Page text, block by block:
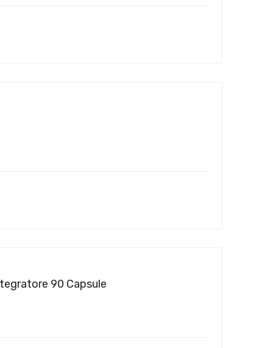
90 Capsule